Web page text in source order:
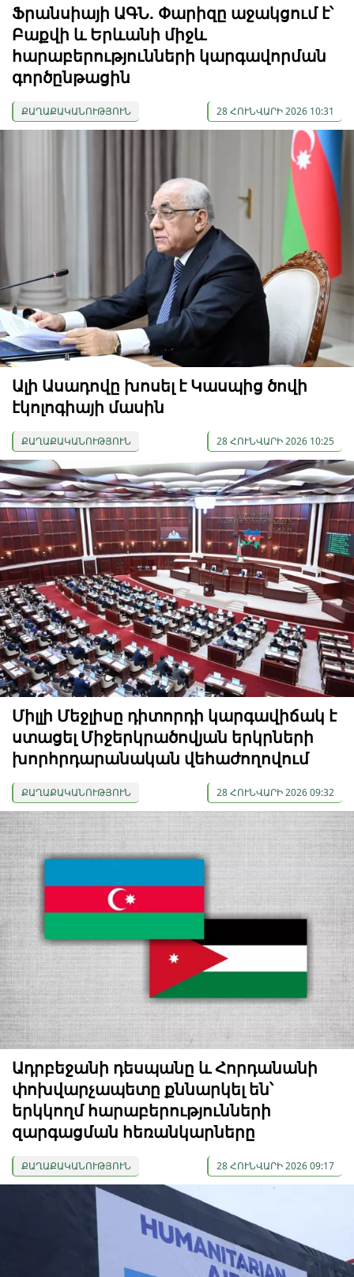
Ֆրանսիայի ԱԳՆ. Փարիզը աջակցում է՝
Բաքվի և Երևանի միջև
հարաբերությունների կարգավորման
գործընթացին
ՔԱՂԱՔԱԿԱՆՈՒԹՅՈՒՆ 28 ՀՈՒՆՎԱՐԻ 2026 10:31
Ալի Ասադովը խոսել է Կասպից ծովի
էկոլոգիայի մասին
ՔԱՂԱՔԱԿԱՆՈՒԹՅՈՒՆ 28 ՀՈՒՆՎԱՐԻ 2026 10:25
Միլլի Մեջլիսը դիտորդի կարգավիճակ է
ստացել Միջերկրածովյան երկրների
խորհրդարանական վեհաժողովում
ՔԱՂԱՔԱԿԱՆՈՒԹՅՈՒՆ 28 ՀՈՒՆՎԱՐԻ 2026 09:32
Ադրբեջանի դեսպանը և Հորդանանի
փոխվարչապետը քննարկել են՝
երկկողմ հարաբերությունների
զարգացման հեռանկարները
ՔԱՂԱՔԱԿԱՆՈՒԹՅՈՒՆ 28 ՀՈՒՆՎԱՐԻ 2026 09:17